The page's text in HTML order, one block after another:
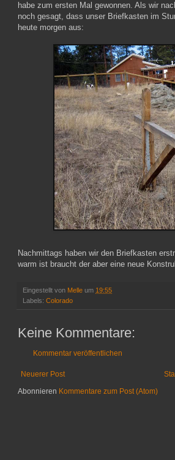
habe zum ersten Mal gewonnen. Als wir
noch gesagt, dass unser Briefkasten im
heute morgen aus:
Nachmittags haben wir den Briefkasten
warm ist braucht der aber eine neue
Eingestellt von Melle um 19:55
Labels: Colorado
Keine Kommentare:
Kommentar veröffentlichen
Neuerer Post
Abonnieren Kommentare zum Post (Atom)